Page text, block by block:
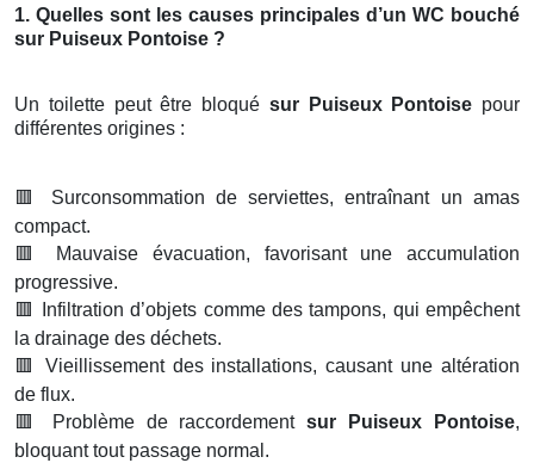
1. Quelles sont les causes principales d’un WC bouché
sur Puiseux Pontoise ?
Un toilette peut être bloqué sur Puiseux Pontoise pour
différentes origines :
🟥
Surconsommation de serviettes, entraînant un amas
compact.
🟥
Mauvaise évacuation, favorisant une accumulation
progressive.
🟥
Infiltration d’objets comme des tampons, qui empêchent
la drainage des déchets.
🟥
Vieillissement des installations, causant une altération
de flux.
🟥
Problème de raccordementsur Puiseux Pontoise,
bloquant tout passage normal.